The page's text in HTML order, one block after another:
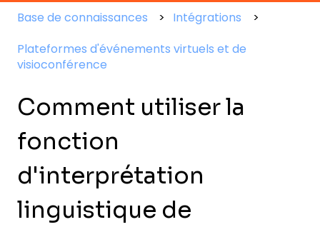
Base de connaissances
Intégrations
Plateformes d'événements virtuels et de
visioconférence
Comment utiliser la
fonction
d'interprétation
linguistique de